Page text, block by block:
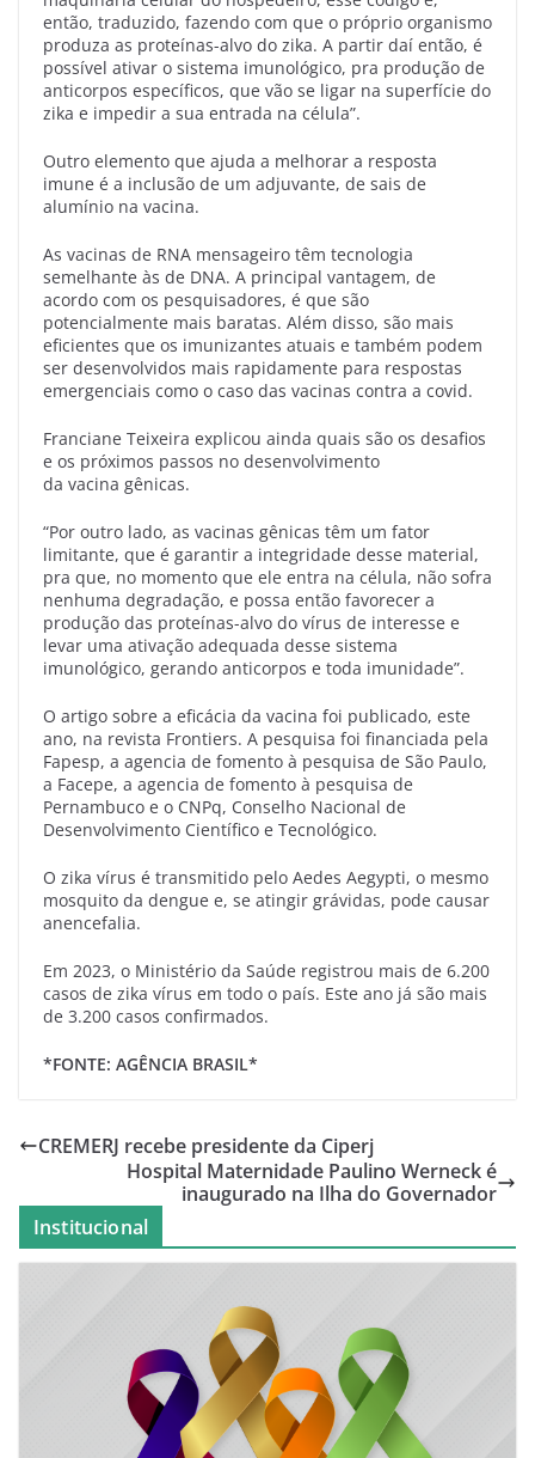
então, traduzido, fazendo com que o próprio organismo
produza as proteínas-alvo do zika. A partir daí então, é
possível ativar o sistema imunológico, pra produção de
anticorpos específicos, que vão se ligar na superfície do
zika e impedir a sua entrada na célula”.
Outro elemento que ajuda a melhorar a resposta
imune é a inclusão de um adjuvante, de sais de
alumínio na vacina.
As vacinas de RNA mensageiro têm tecnologia
semelhante às de DNA. A principal vantagem, de
acordo com os pesquisadores, é que são
potencialmente mais baratas. Além disso, são mais
eficientes que os imunizantes atuais e também podem
ser desenvolvidos mais rapidamente para respostas
emergenciais como o caso das vacinas contra a covid.
Franciane Teixeira explicou ainda quais são os desafios
e os próximos passos no desenvolvimento
da vacina gênicas.
“Por outro lado, as vacinas gênicas têm um fator
limitante, que é garantir a integridade desse material,
pra que, no momento que ele entra na célula, não sofra
nenhuma degradação, e possa então favorecer a
produção das proteínas-alvo do vírus de interesse e
levar uma ativação adequada desse sistema
imunológico, gerando anticorpos e toda imunidade”.
O artigo sobre a eficácia da vacina foi publicado, este
ano, na revista Frontiers. A pesquisa foi financiada pela
Fapesp, a agencia de fomento à pesquisa de São Paulo,
a Facepe, a agencia de fomento à pesquisa de
Pernambuco e o CNPq, Conselho Nacional de
Desenvolvimento Científico e Tecnológico.
O zika vírus é transmitido pelo Aedes Aegypti, o mesmo
mosquito da dengue e, se atingir grávidas, pode causar
anencefalia.
Em 2023, o Ministério da Saúde registrou mais de 6.200
casos de zika vírus em todo o país. Este ano já são mais
de 3.200 casos confirmados.
*FONTE: AGÊNCIA BRASIL*
CREMERJ recebe presidente da Ciperj
Hospital Maternidade Paulino Werneck é
inaugurado na Ilha do Governador
Institucional